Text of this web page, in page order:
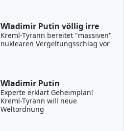
Wladimir Putin völlig irre
Kreml-Tyrann bereitet "massiven"
nuklearen Vergeltungsschlag vor
Wladimir Putin
Experte erklärt Geheimplan!
Kreml-Tyrann will neue
Weltordnung